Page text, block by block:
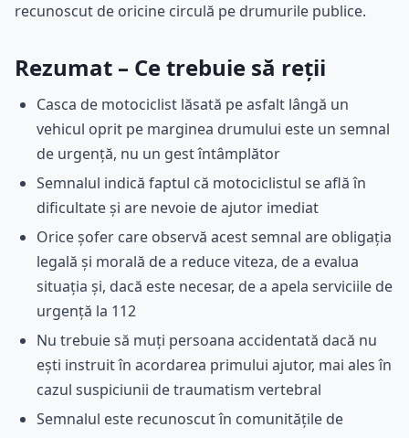
recunoscut de oricine circulă pe drumurile publice.
Rezumat – Ce trebuie să reții
Casca de motociclist lăsată pe asfalt lângă un
vehicul oprit pe marginea drumului este un semnal
de urgență, nu un gest întâmplător
Semnalul indică faptul că motociclistul se află în
dificultate și are nevoie de ajutor imediat
Orice șofer care observă acest semnal are obligația
legală și morală de a reduce viteza, de a evalua
situația și, dacă este necesar, de a apela serviciile de
urgență la 112
Nu trebuie să muți persoana accidentată dacă nu
ești instruit în acordarea primului ajutor, mai ales în
cazul suspiciunii de traumatism vertebral
Semnalul este recunoscut în comunitățile de